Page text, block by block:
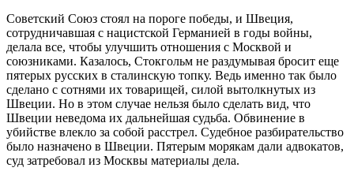
Советский Союз стоял на пороге победы, и Швеция,
сотрудничавшая с нацистской Германией в годы войны,
делала все, чтобы улучшить отношения с Москвой и
союзниками. Казалось, Стокгольм не раздумывая бросит еще
пятерых русских в сталинскую топку. Ведь именно так было
сделано с сотнями их товарищей, силой вытолкнутых из
Швеции. Но в этом случае нельзя было сделать вид, что
Швеции неведома их дальнейшая судьба. Обвинение в
убийстве влекло за собой расстрел. Судебное разбирательство
было назначено в Швеции. Пятерым морякам дали адвокатов,
суд затребовал из Москвы материалы дела.